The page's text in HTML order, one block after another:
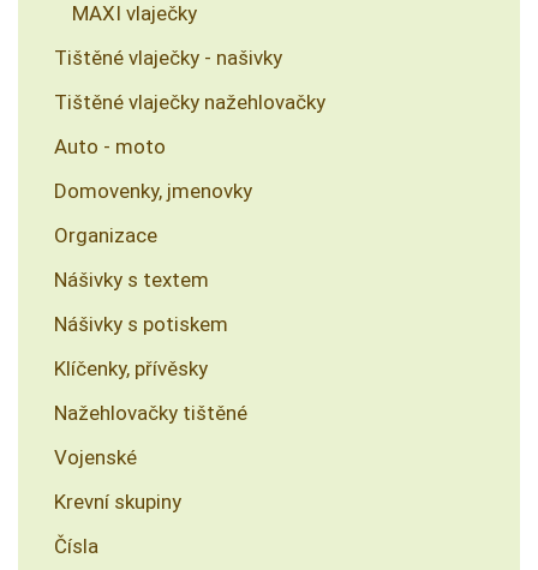
MAXI vlaječky
Tištěné vlaječky - našivky
Tištěné vlaječky nažehlovačky
Auto - moto
Domovenky, jmenovky
Organizace
Nášivky s textem
Nášivky s potiskem
Klíčenky, přívěsky
Nažehlovačky tištěné
Vojenské
Krevní skupiny
Čísla